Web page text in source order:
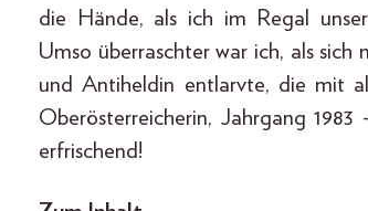
die Hände, als ich im Regal
Umso überraschter war ich, als
und Antiheldin entlarvte, die mit
Oberösterreicherin, Jahrgang
erfrischend!